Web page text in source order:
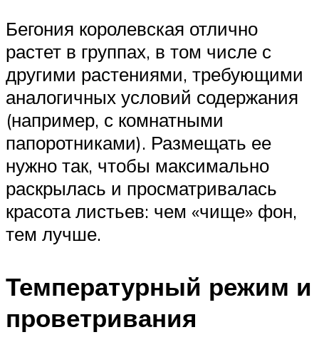
Бегония королевская отлично
растет в группах, в том числе с
другими растениями, требующими
аналогичных условий содержания
(например, с комнатными
папоротниками). Размещать ее
нужно так, чтобы максимально
раскрылась и просматривалась
красота листьев: чем «чище» фон,
тем лучше.
Температурный режим и
проветривания